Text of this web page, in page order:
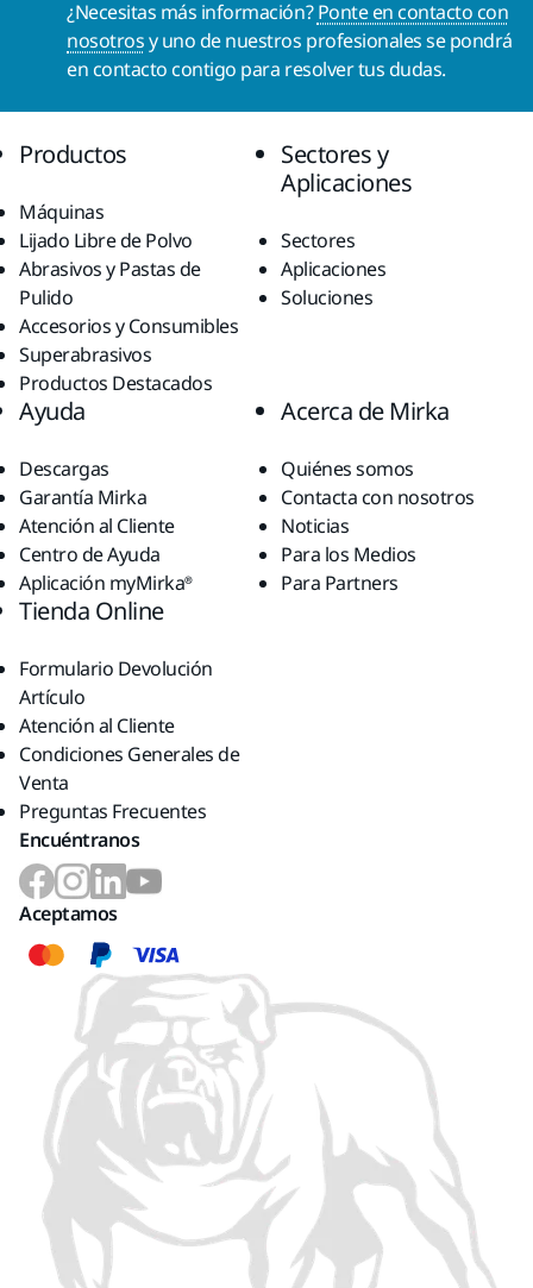
¿Necesitas más información?Ponte en contacto con
nosotrosy uno de nuestros profesionales se pondrá
en contacto contigo para resolver tus dudas.
Productos
Máquinas
Lijado Libre de Polvo
Abrasivos y Pastas de
Pulido
Accesorios y Consumibles
Superabrasivos
Productos Destacados
Sectores y
Aplicaciones
Sectores
Aplicaciones
Soluciones
Ayuda
Descargas
Garantía Mirka
Atención al Cliente
Centro de Ayuda
Aplicación myMirka®
Acerca de Mirka
Quiénes somos
Contacta con nosotros
Noticias
Para los Medios
Para Partners
Tienda Online
Formulario Devolución
Artículo
Atención al Cliente
Condiciones Generales de
Venta
Preguntas Frecuentes
Encuéntranos
Aceptamos